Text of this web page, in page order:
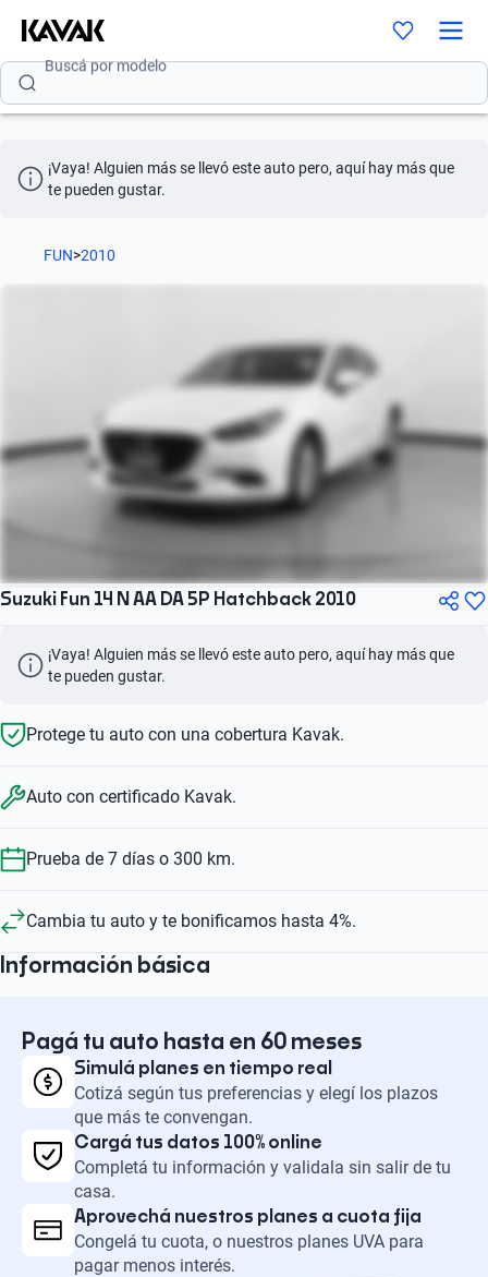
Buscá por modelo
Buscá por marca
¡Vaya! Alguien más se llevó este auto pero, aquí hay más que
te pueden gustar.
FUN>2010
Suzuki Fun 14 N AA DA 5P Hatchback 2010
¡Vaya! Alguien más se llevó este auto pero, aquí hay más que
te pueden gustar.
Protege tu auto con una cobertura Kavak.
Auto con certificado Kavak.
Prueba de 7 días o 300 km.
Cambia tu auto y te bonificamos hasta 4%.
Información básica
Pagá tu auto hasta en 60 meses
Simulá planes en tiempo real
Cotizá según tus preferencias y elegí los plazos
que más te convengan.
Cargá tus datos 100% online
Completá tu información y validala sin salir de tu
casa.
Aprovechá nuestros planes a cuota fija
Congelá tu cuota, o nuestros planes UVA para
pagar menos interés.